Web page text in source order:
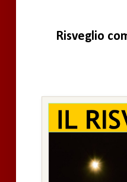
Risveglio